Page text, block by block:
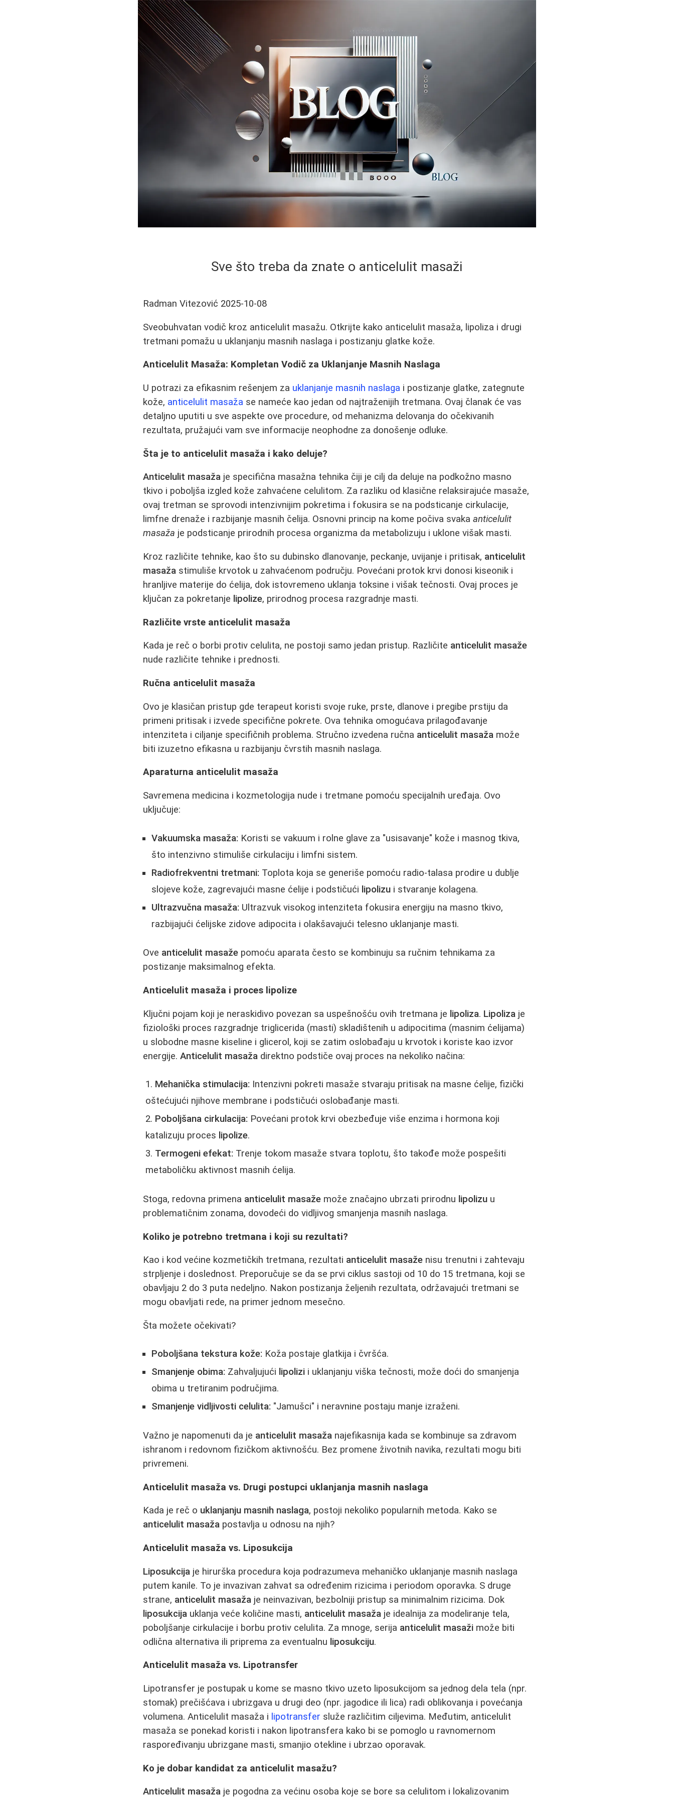
Sve što treba da znate o anticelulit masaži
Radman Vitezović 2025-10-08
Sveobuhvatan vodič kroz anticelulit masažu. Otkrijte kako anticelulit masaža, lipoliza i drugi
tretmani pomažu u uklanjanju masnih naslaga i postizanju glatke kože.
Anticelulit Masaža: Kompletan Vodič za Uklanjanje Masnih Naslaga
U potrazi za efikasnim rešenjem za uklanjanje masnih naslaga i postizanje glatke, zategnute
kože, anticelulit masaža se nameće kao jedan od najtraženijih tretmana. Ovaj članak će vas
detaljno uputiti u sve aspekte ove procedure, od mehanizma delovanja do očekivanih
rezultata, pružajući vam sve informacije neophodne za donošenje odluke.
Šta je to anticelulit masaža i kako deluje?
Anticelulit masaža je specifična masažna tehnika čiji je cilj da deluje na podkožno masno
tkivo i poboljša izgled kože zahvaćene celulitom. Za razliku od klasične relaksirajuće masaže,
ovaj tretman se sprovodi intenzivnijim pokretima i fokusira se na podsticanje cirkulacije,
limfne drenaže i razbijanje masnih čelija. Osnovni princip na kome počiva svakaanticelulit
masaža je podsticanje prirodnih procesa organizma da metabolizuju i uklone višak masti.
Kroz različite tehnike, kao što su dubinsko dlanovanje, peckanje, uvijanje i pritisak, anticelulit
masaža stimuliše krvotok u zahvaćenom području. Povećani protok krvi donosi kiseonik i
hranljive materije do ćelija, dok istovremeno uklanja toksine i višak tečnosti. Ovaj proces je
ključan za pokretanje lipolize, prirodnog procesa razgradnje masti.
Različite vrste anticelulit masaža
Kada je reč o borbi protiv celulita, ne postoji samo jedan pristup. Različite anticelulit masaže
nude različite tehnike i prednosti.
Ručna anticelulit masaža
Ovo je klasičan pristup gde terapeut koristi svoje ruke, prste, dlanove i pregibe prstiju da
primeni pritisak i izvede specifične pokrete. Ova tehnika omogućava prilagođavanje
intenziteta i ciljanje specifičnih problema. Stručno izvedena ručna anticelulit masaža može
biti izuzetno efikasna u razbijanju čvrstih masnih naslaga.
Aparaturna anticelulit masaža
Savremena medicina i kozmetologija nude i tretmane pomoću specijalnih uređaja. Ovo
uključuje:
Vakuumska masaža: Koristi se vakuum i rolne glave za "usisavanje" kože i masnog tkiva,
što intenzivno stimuliše cirkulaciju i limfni sistem.
Radiofrekventni tretmani: Toplota koja se generiše pomoću radio-talasa prodire u dublje
slojeve kože, zagrevajući masne ćelije i podstičući lipolizu i stvaranje kolagena.
Ultrazvučna masaža: Ultrazvuk visokog intenziteta fokusira energiju na masno tkivo,
razbijajući ćelijske zidove adipocita i olakšavajući telesno uklanjanje masti.
Ove anticelulit masaže pomoću aparata često se kombinuju sa ručnim tehnikama za
postizanje maksimalnog efekta.
Anticelulit masaža i proces lipolize
Ključni pojam koji je neraskidivo povezan sa uspešnošću ovih tretmana je lipoliza. Lipoliza je
fiziološki proces razgradnje triglicerida (masti) skladištenih u adipocitima (masnim ćelijama)
u slobodne masne kiseline i glicerol, koji se zatim oslobađaju u krvotok i koriste kao izvor
energije.Anticelulit masaža direktno podstiče ovaj proces na nekoliko načina:
Mehanička stimulacija: Intenzivni pokreti masaže stvaraju pritisak na masne ćelije, fizički
oštećujući njihove membrane i podstičući oslobađanje masti.
Poboljšana cirkulacija: Povećani protok krvi obezbeđuje više enzima i hormona koji
katalizuju proces lipolize.
Termogeni efekat: Trenje tokom masaže stvara toplotu, što takođe može pospešiti
metaboličku aktivnost masnih ćelija.
Stoga, redovna primena anticelulit masaže može značajno ubrzati prirodnu lipolizu u
problematičnim zonama, dovodeći do vidljivog smanjenja masnih naslaga.
Koliko je potrebno tretmana i koji su rezultati?
Kao i kod većine kozmetičkih tretmana, rezultati anticelulit masaže nisu trenutni i zahtevaju
strpljenje i doslednost. Preporučuje se da se prvi ciklus sastoji od 10 do 15 tretmana, koji se
obavljaju 2 do 3 puta nedeljno. Nakon postizanja željenih rezultata, održavajući tretmani se
mogu obavljati rede, na primer jednom mesečno.
Šta možete očekivati?
Poboljšana tekstura kože: Koža postaje glatkija i čvršća.
Smanjenje obima: Zahvaljujući lipolizi i uklanjanju viška tečnosti, može doći do smanjenja
obima u tretiranim područjima.
Smanjenje vidljivosti celulita: "Jamušci" i neravnine postaju manje izraženi.
Važno je napomenuti da je anticelulit masaža najefikasnija kada se kombinuje sa zdravom
ishranom i redovnom fizičkom aktivnošću. Bez promene životnih navika, rezultati mogu biti
privremeni.
Anticelulit masaža vs. Drugi postupci uklanjanja masnih naslaga
Kada je reč o uklanjanju masnih naslaga, postoji nekoliko popularnih metoda. Kako se
anticelulit masaža postavlja u odnosu na njih?
Anticelulit masaža vs. Liposukcija
Liposukcija je hirurška procedura koja podrazumeva mehaničko uklanjanje masnih naslaga
putem kanile. To je invazivan zahvat sa određenim rizicima i periodom oporavka. S druge
strane, anticelulit masaža je neinvazivan, bezbolniji pristup sa minimalnim rizicima. Dok
liposukcija uklanja veće količine masti, anticelulit masaža je idealnija za modeliranje tela,
poboljšanje cirkulacije i borbu protiv celulita. Za mnoge, serija anticelulit masaži može biti
odlična alternativa ili priprema za eventualnu liposukciju.
Anticelulit masaža vs. Lipotransfer
Lipotransfer je postupak u kome se masno tkivo uzeto liposukcijom sa jednog dela tela (npr.
stomak) prečišćava i ubrizgava u drugi deo (npr. jagodice ili lica) radi oblikovanja i povećanja
volumena. Anticelulit masaža i lipotransfer služe različitim ciljevima. Međutim, anticelulit
masaža se ponekad koristi i nakon lipotransfera kako bi se pomoglo u ravnomernom
raspoređivanju ubrizgane masti, smanjio otekline i ubrzao oporavak.
Ko je dobar kandidat za anticelulit masažu?
Anticelulit masaža je pogodna za većinu osoba koje se bore sa celulitom i lokalizovanim